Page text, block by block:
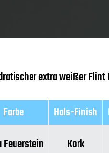
extra weißer Flint
Farbe Hals-Finish
Feuerstein Kork